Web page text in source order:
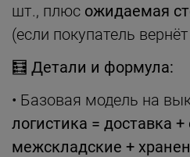
шт., плюс ожидаемая
(если покупатель
🧮 Детали и формула:
• Базовая модель на
логистика = доставка
межскладские +